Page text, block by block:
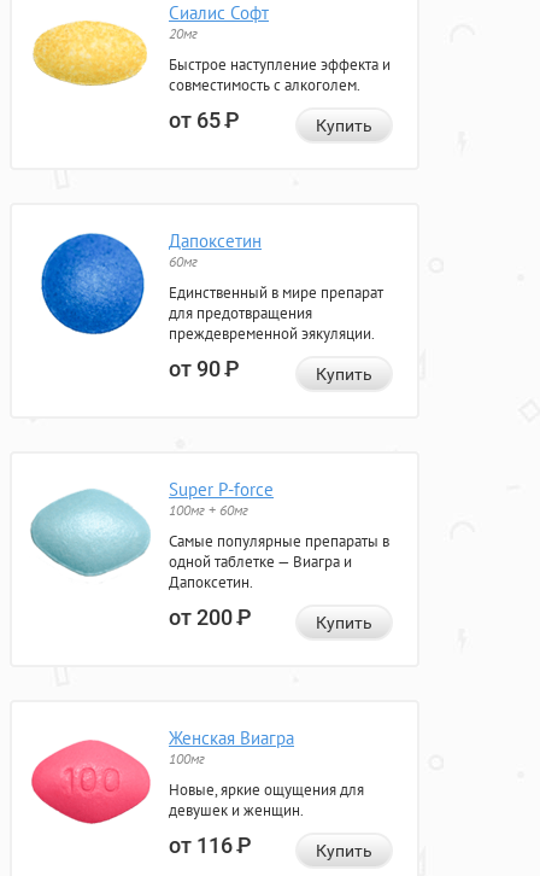
Сиалис Софт
20мг
Быстрое наступление эффекта и
совместимость с алкоголем.
от 65Р Купить
Дапоксетин
60мг
Единственный в мире препарат
для предотвращения
преждевременной эякуляции.
от 90Р Купить
Super P-force
100мг + 60мг
Самые популярные препараты в
одной таблетке — Виагра и
Дапоксетин.
от 200Р Купить
Женская Виагра
100мг
Новые, яркие ощущения для
девушек и женщин.
от 116Р Купить